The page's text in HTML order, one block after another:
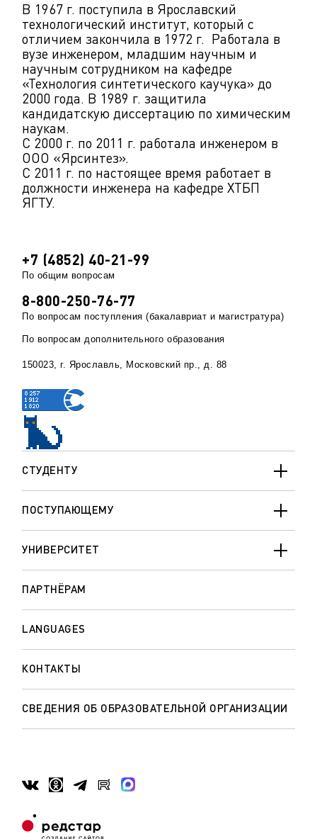
В 1967 г. поступила в Ярославский
технологический институт, который с
отличием закончила в 1972 г. Работала в
вузе инженером, младшим научным и
научным сотрудником на кафедре
«Технология синтетического каучука» до
2000 года. В 1989 г. защитила
кандидатскую диссертацию по химическим
наукам.
С 2000 г. по 2011 г. работала инженером в
ООО «Ярсинтез».
С 2011 г. по настоящее время работает в
должности инженера на кафедре ХТБП
ЯГТУ.
СТУДЕНТУ
ПОСТУПАЮЩЕМУ
УНИВЕРСИТЕТ
ПАРТНЁРАМ
LANGUAGES
КОНТАКТЫ
СВЕДЕНИЯ ОБ ОБРАЗОВАТЕЛЬНОЙ ОРГАНИЗАЦИИ
+7 (4852) 40-21-99
По общим вопросам
8-800-250-76-77
По вопросам поступления (бакалавриат и магистратура)
По вопросам дополнительного образования
150023, г. Ярославль, Московский пр., д. 88